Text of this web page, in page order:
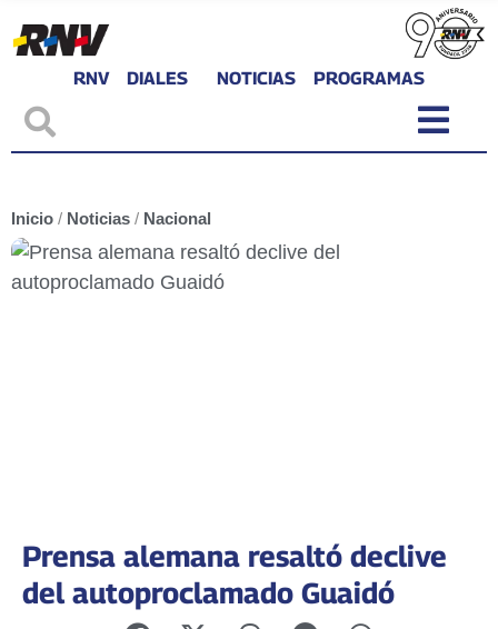
RNV DIALES NOTICIAS PROGRAMAS
Inicio / Noticias / Nacional
Prensa alemana resaltó declive
del autoproclamado Guaidó